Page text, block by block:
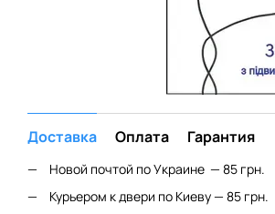
Доставка Оплата Гарантия
Новой почтой по Украине — 85 грн.
Курьером к двери по Киеву — 85 грн.